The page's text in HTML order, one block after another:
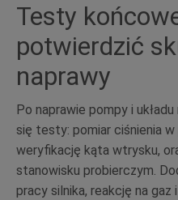
Testy
potwierdzić
naprawy
Po naprawie pompy i
się testy: pomiar ciśnienia
weryfikację kąta wtrysku,
stanowisku probierczym.
pracy silnika, reakcję na